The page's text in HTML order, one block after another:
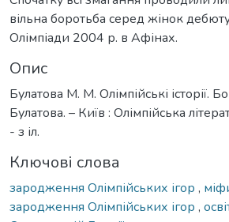
вільна боротьба серед жінок
Олімпіади 2004 р. в Афінах.
Опис
Булатова М. М. Олімпійські історії.
Булатова. – Київ : Олімпійська
- з іл.
Ключові слова
зародження Олімпійських ігор ,
зародження Олімпійських ігор ,